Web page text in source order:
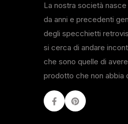
La nostra società
da anni e precedenti
degli specchietti
si cerca di andare
che sono quelle di
prodotto che non abbia
FacebookYoutube